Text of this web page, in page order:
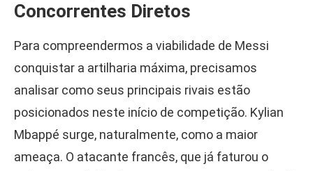
Concorrentes Diretos
Para compreendermos a viabilidade de Messi
conquistar a artilharia máxima, precisamos
analisar como seus principais rivais estão
posicionados neste início de competição. Kylian
Mbappé surge, naturalmente, como a maior
ameaça. O atacante francês, que já faturou o